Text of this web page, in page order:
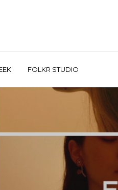
FOLKR STUDIO